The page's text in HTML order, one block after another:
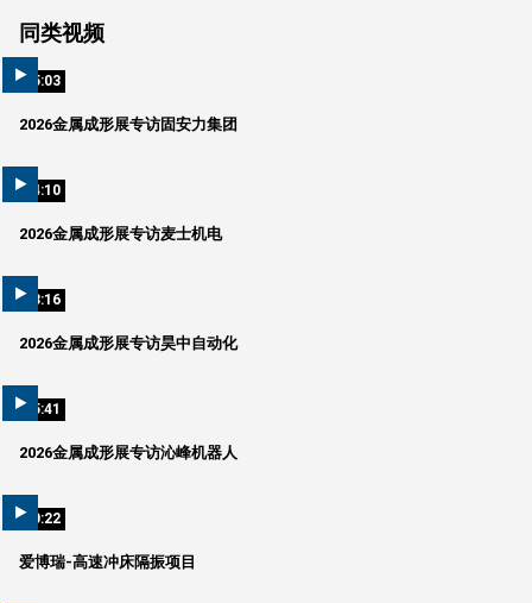
同类视频
05:03
2026金属成形展专访固安力集团
04:10
2026金属成形展专访麦士机电
03:16
2026金属成形展专访昊中自动化
05:41
2026金属成形展专访沁峰机器人
00:22
爱博瑞-高速冲床隔振项目